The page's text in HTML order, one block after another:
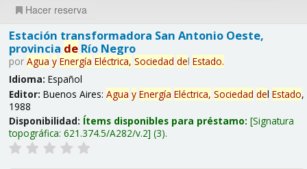
Hacer reserva
Estación transformadora San Antonio Oeste,
provincia deRío Negro
por Agua y Energía Eléctrica, Sociedad del Estado.
Idioma: Español
Editor: Buenos Aires: Agua y Energía Eléctrica, Sociedad del Estado,
1988
Disponibilidad: Ítems disponibles para préstamo: Signatura
topográfica: 621.374.5/A282/v.2 (3).